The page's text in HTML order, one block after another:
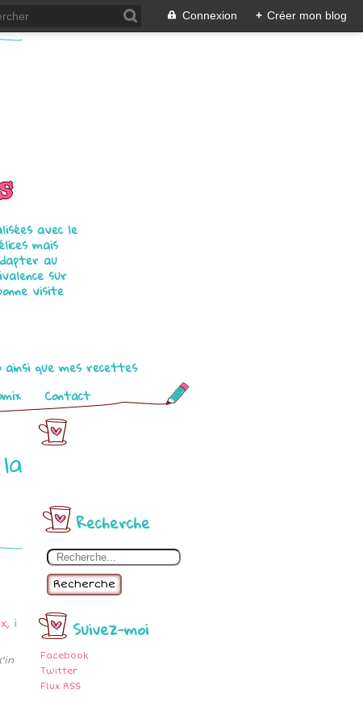
Connexion + Créer mon blog
avec le
mais
au
sur
visite
ainsi que mes recettes
Contact
Recherche
Recherche
Suivez-moi
Facebook
Twitter
Flux RSS